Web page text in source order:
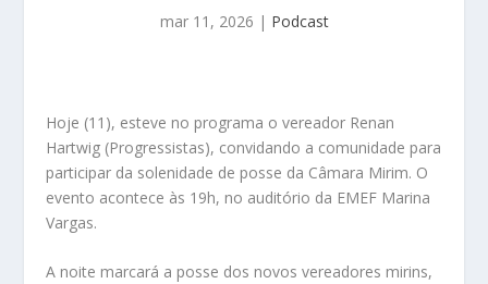
mar 11, 2026 | Podcast
Hoje (11), esteve no programa o vereador Renan
Hartwig (Progressistas), convidando a comunidade para
participar da solenidade de posse da Câmara Mirim. O
evento acontece às 19h, no auditório da EMEF Marina
Vargas.
A noite marcará a posse dos novos vereadores mirins,